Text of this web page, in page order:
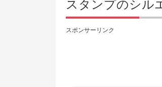
スタンプのシル
スポンサーリンク